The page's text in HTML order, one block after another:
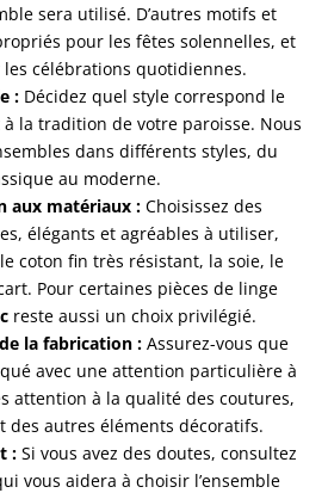
sera utilisé. D’autres motifs et
pour les fêtes solennelles, et
les célébrations quotidiennes.
:Décidez quel style correspond le
à la tradition de votre paroisse. Nous
dans différents styles, du
au moderne.
aux matériaux : Choisissez des
élégants et agréables à utiliser,
coton fin très résistant, la soie, le
Pour certaines pièces de linge
reste aussi un choix privilégié.
la fabrication :Assurez-vous que
avec une attention particulière à
attention à la qualité des coutures,
des autres éléments décoratifs.
: Si vous avez des doutes, consultez
vous aidera à choisir l’ensemble